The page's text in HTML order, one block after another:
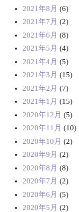
2021年8月 (6)
2021年7月 (2)
2021年6月 (8)
2021年5月 (4)
2021年4月 (5)
2021年3月 (15)
2021年2月 (7)
2021年1月 (15)
2020年12月 (5)
2020年11月 (10)
2020年10月 (2)
2020年9月 (2)
2020年8月 (8)
2020年7月 (2)
2020年6月 (5)
2020年5月 (2)